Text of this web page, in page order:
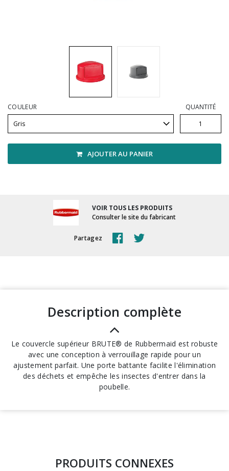
Vadrouilles, manches et cadres
COULEUR QUANTITÉ
AJOUTER AU PANIER
VOIR TOUS LES PRODUITS
Consulter le site du fabricant
Partagez
description complète
Le couvercle supérieur BRUTE® de Rubbermaid est robuste
avec une conception à verrouillage rapide pour un
ajustement parfait. Une porte battante facilite l'élimination
des déchets et empêche les insectes d'entrer dans la
poubelle.
PRODUITS CONNEXES